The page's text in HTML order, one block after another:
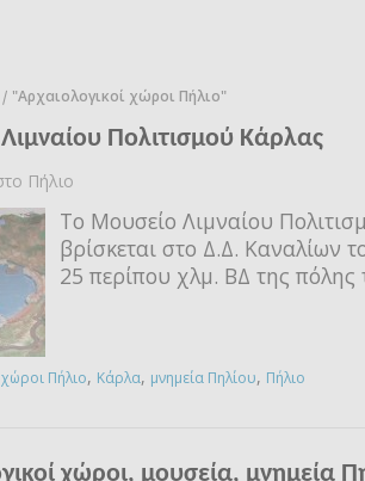
| "Αρχαιολογικοί χώροι Πήλιο"
Πολιτισμού Κάρλας
Πήλιο
Το Μουσείο Λιμναίου
βρίσκεται στο Δ.Δ. Καναλίων
25 περίπου χλμ. ΒΔ της πόλης
Πήλιο, Κάρλα, μνημεία Πηλίου, Πήλιο
χώροι, μουσεία, μνημεία